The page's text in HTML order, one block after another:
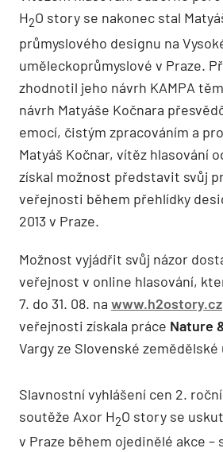
H2O story se nakonec stal
průmyslového designu na
uměleckoprůmyslové v Praze.
zhodnotil jeho návrh KAMPA
návrh Matyáše Kočnara
emocí, čistým zpracováním a
Matyáš Kočnar, vítěz hlasování
získal možnost představit svůj
veřejnosti během přehlídky
2013 v Praze.
Možnost vyjádřit svůj názor
veřejnost v online hlasování,
7. do 31. 08. na www.h2ostory.cz
veřejnosti získala práce Nature
Vargy ze Slovenské
Slavnostní vyhlášení cen 2.
soutěže Axor H2O story se
v Praze během ojedinělé akce –